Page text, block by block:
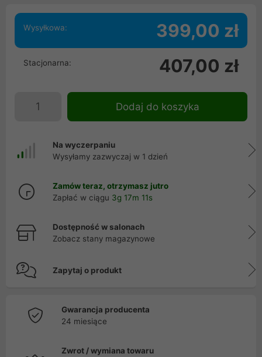
Wysyłkowa: 399,00 zł
Stacjonarna: 407,00 zł
Dodaj do koszyka
Na wyczerpaniu
Wysyłamy zazwyczaj w 1 dzień
Zamów teraz, otrzymasz jutro
Zapłać w ciągu 3g 17m 10s
Dostępność w salonach
Zobacz stany magazynowe
Zapytaj o produkt
Gwarancja producenta
24 miesiące
Zwrot / wymiana towaru